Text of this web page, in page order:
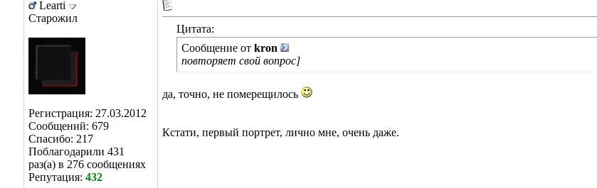
Learti
Старожил
Регистрация: 27.03.2012
Сообщений: 679
Спасибо: 217
Поблагодарили 431
раз(а) в 276 сообщениях
Репутация: 432
Цитата:
Сообщение от kron
повторяет свой вопрос]
да, точно, не померещилось
Кстати, первый портрет, лично мне, очень даже.